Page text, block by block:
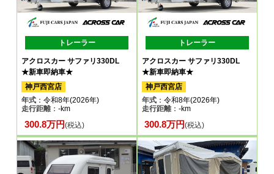
トレーラー
アクロスカー サファリ330DL
★新車即納車★
神戸西宮店
年式 ：令和8年(2026年)
走行距離：-km
300.8万円(税込)
トレーラー
アクロスカー サファリ330DL
★新車即納車★
神戸西宮店
年式：令和8年(2026年)
走行距離：-km
300.8万円(税込)